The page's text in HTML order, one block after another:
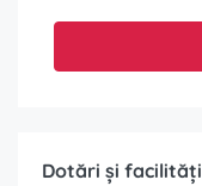
Dotări și facilități